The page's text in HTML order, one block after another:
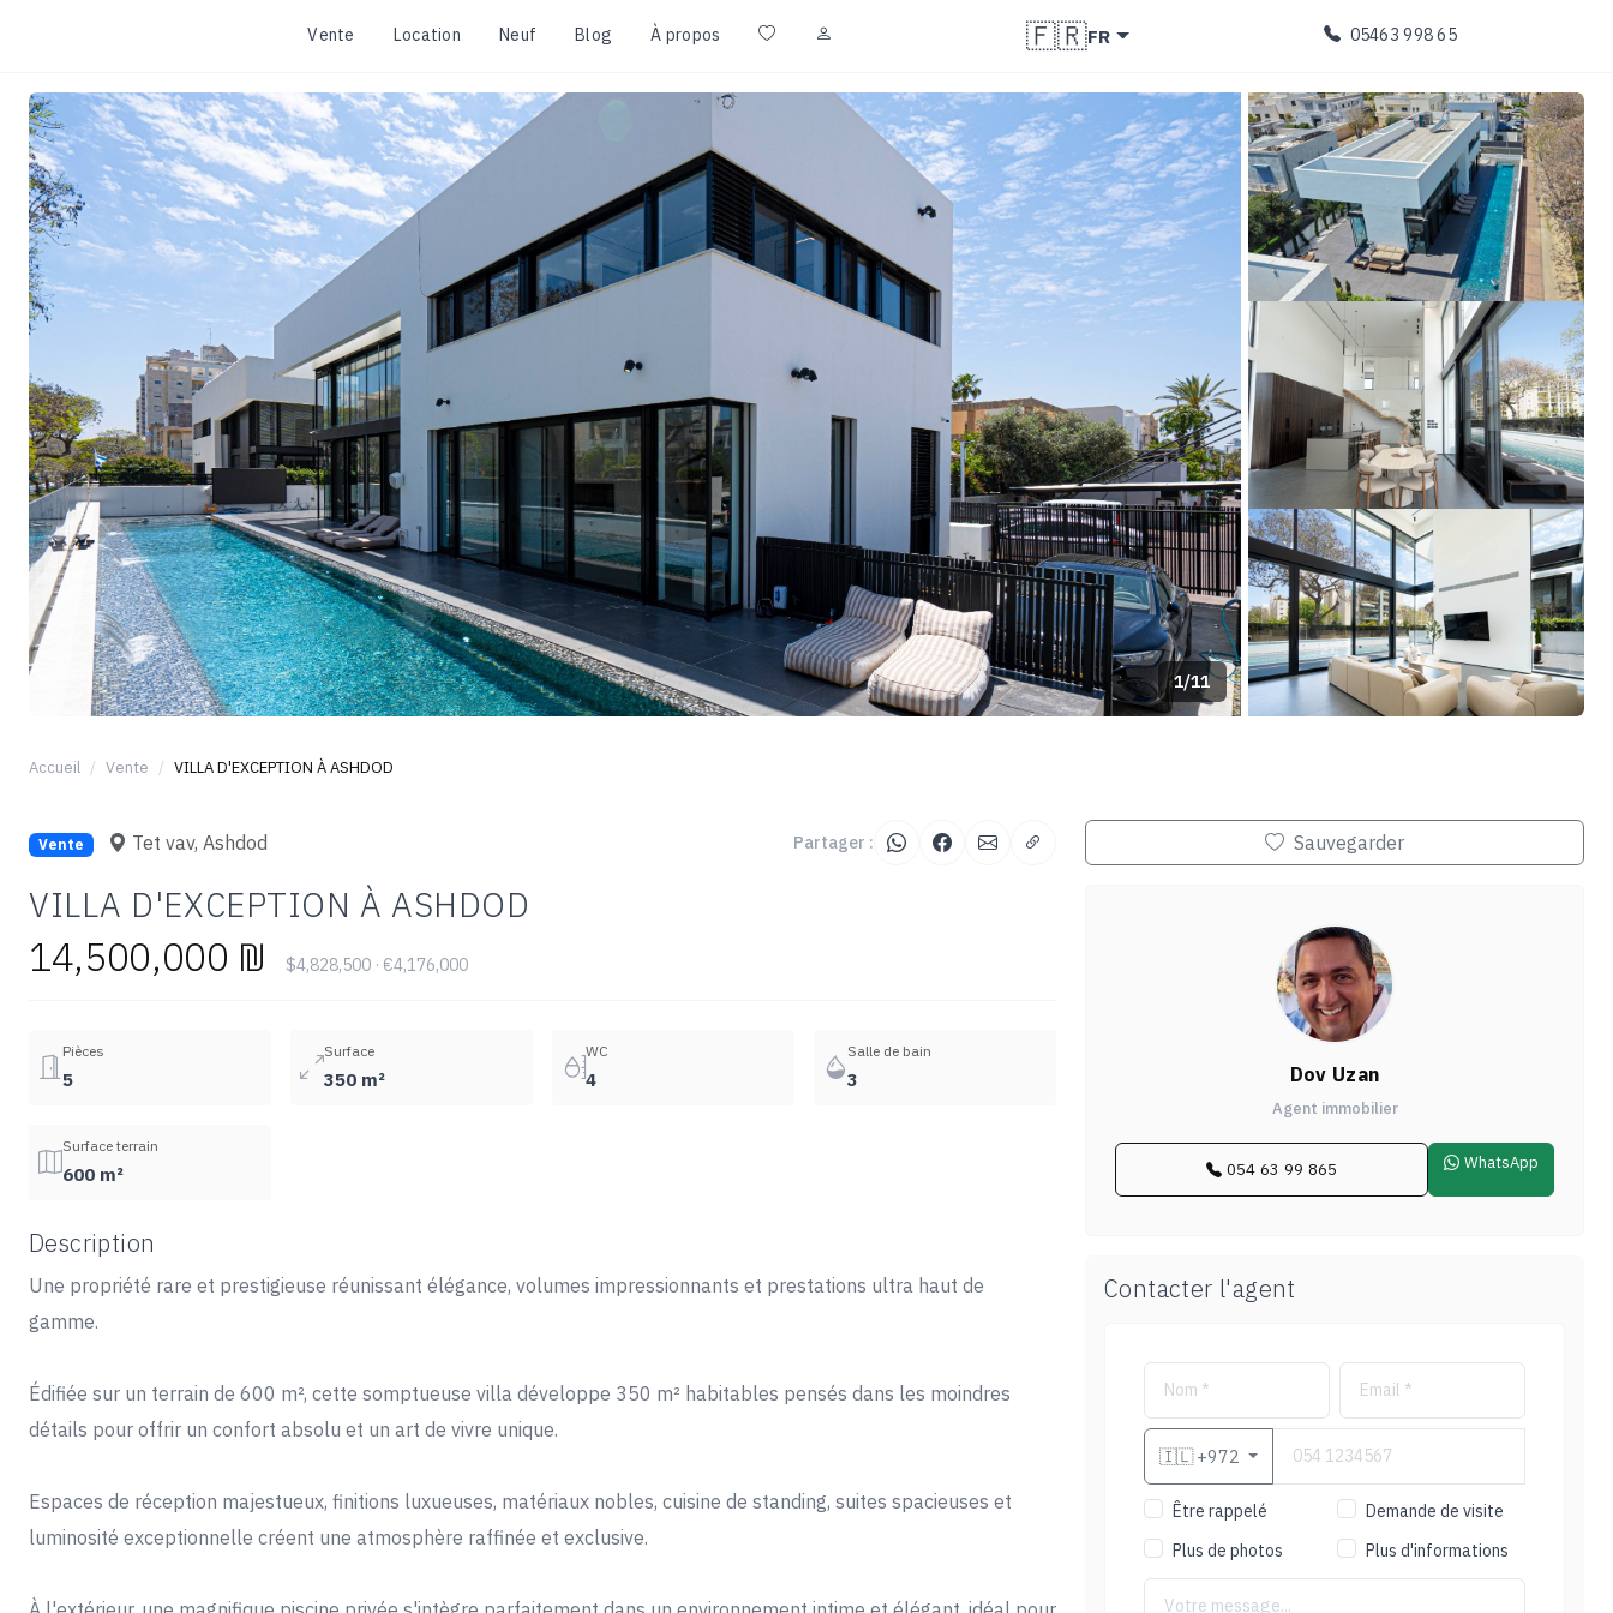
Vente Location Neuf Blog À propos 🇫🇷FR 05463 998 65
1/11
Accueil Vente VILLA D'EXCEPTION À ASHDOD
Vente Tet vav, Ashdod Partager :
VILLA D'EXCEPTION À ASHDOD
14,500,000 ₪ $4,828,500 · €4,176,000
Pièces
5
Surface
350 m²
WC
4
Salle de bain
3
Surface terrain
600 m²
Description
Une propriété rare et prestigieuse réunissant élégance, volumes impressionnants et prestations ultra haut de
gamme.
Édifiée sur un terrain de 600 m², cette somptueuse villa développe 350 m² habitables pensés dans les moindres
détails pour offrir un confort absolu et un art de vivre unique.
Espaces de réception majestueux, finitions luxueuses, matériaux nobles, cuisine de standing, suites spacieuses et
luminosité exceptionnelle créent une atmosphère raffinée et exclusive.
Sauvegarder
Dov Uzan
Agent immobilier
054 63 99 865 WhatsApp
Contacter l'agent
🇮🇱 +972
Être rappelé
Demande de visite
Plus de photos
Plus d'informations